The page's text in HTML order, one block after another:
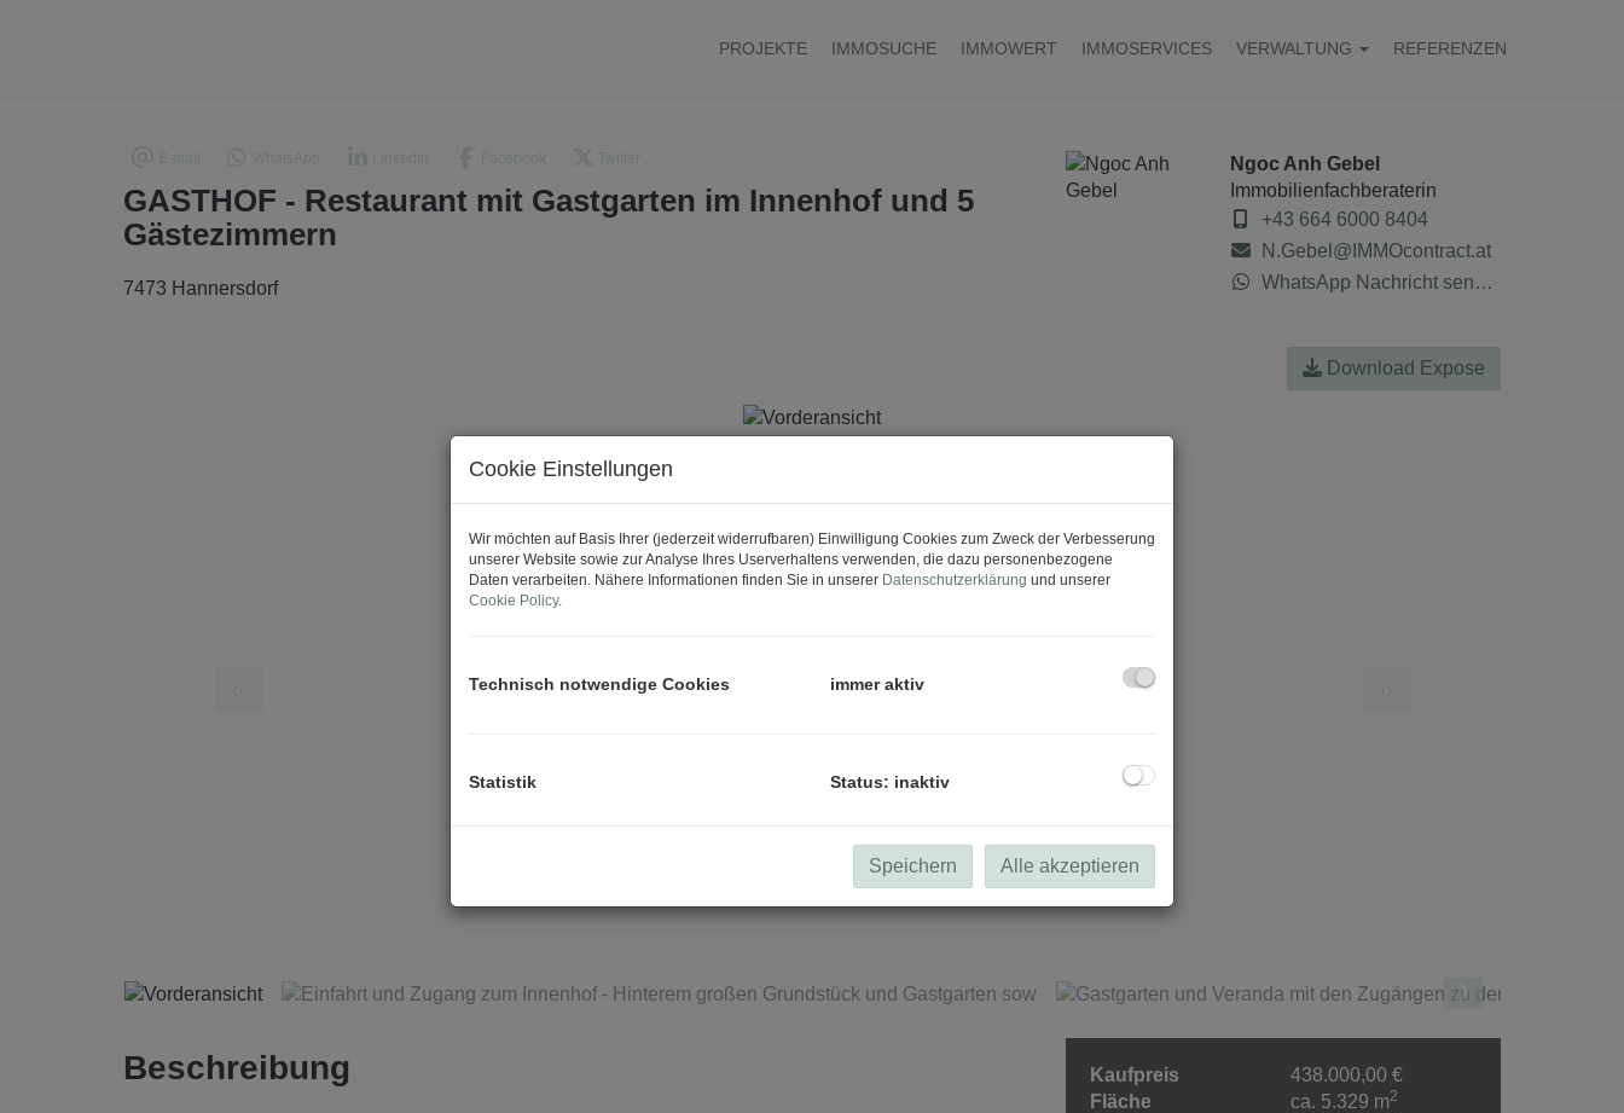
PROJEKTE IMMOSUCHE IMMOWERT IMMOSERVICES VERWALTUNG REFERENZEN
GASTHOF - Restaurant mit Gastgarten im Innenhof und 5
Gästezimmern
7473 Hannersdorf
Ngoc Anh Gebel
Immobilienfachberaterin
+43 664 6000 8404
N.Gebel@IMMOcontract.at
WhatsApp Nachricht senden
Download Expose
Beschreibung Kaufpreis
438.000,00 €
Fläche
ca. 5.329 m2
Cookie Einstellungen
Wir möchten auf Basis Ihrer (jederzeit widerrufbaren) Einwilligung Cookies zum Zweck der Verbesserung
unserer Website sowie zur Analyse Ihres Userverhaltens verwenden, die dazu personenbezogene
Daten verarbeiten. Nähere Informationen finden Sie in unserer Datenschutzerklärung und unserer
Cookie Policy.
Technisch notwendige Cookies immer aktiv
Statistik Status: inaktiv
Speichern Alle akzeptieren